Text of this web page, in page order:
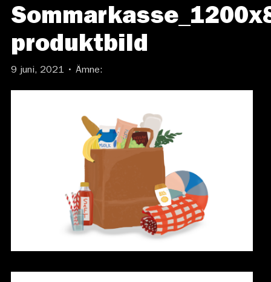
produktbild
9 juni, 2021 • Ämne: